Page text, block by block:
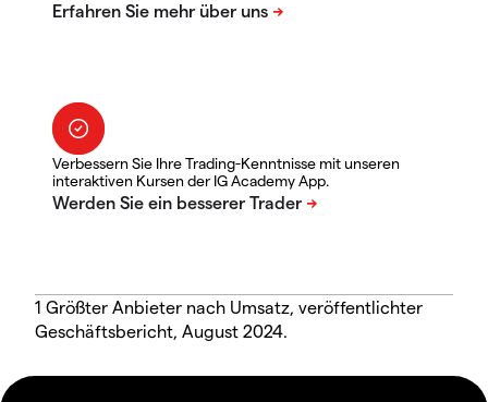
Verbessern Sie Ihre Trading-Kenntnisse mit unseren
interaktiven Kursen der IG Academy App.
1 Größter Anbieter nach Umsatz, veröffentlichter
Geschäftsbericht, August 2024.